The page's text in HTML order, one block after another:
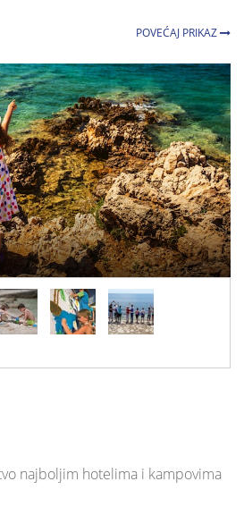
POVEĆAJ PRIKAZ
najboljim hotelima i kampovima